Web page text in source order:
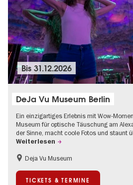
Bis31.12.2026
DeJa Vu Museum Berlin
Ein einzigartiges Erlebnis mit Wow-
Museum für optische Täuschung am
der Sinne, macht coole Fotos und staunt
Weiterlesen
Kinder
Teenager
Deja Vu Museum
TICKETS & TERMINE